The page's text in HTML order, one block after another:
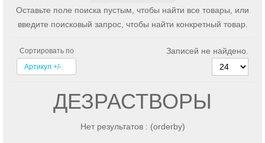
Оставьте поле поиска пустым, чтобы найти все товары, или
введите поисковый запрос, чтобы найти конкретный товар.
Сортировать по
Артикул +/-
Записей не найдено.
ДЕЗРАСТВОРЫ
Нет результатов : (orderby)